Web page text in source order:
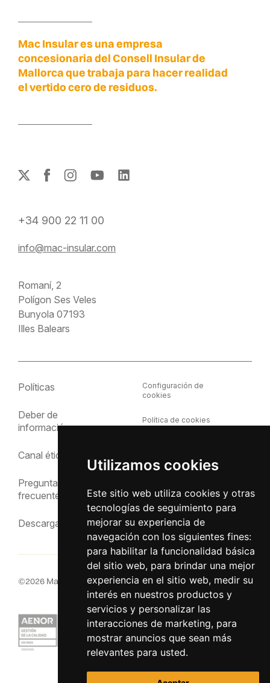
Utilizamos cookies
Este sitio web utiliza cookies y otras
tecnologías de seguimiento para
mejorar su experiencia de
navegación con los siguientes fines:
para habilitar la funcionalidad básica
del sitio web, para brindar una mejor
experiencia en el sitio web, medir su
interés en nuestros productos y
servicios y personalizar las
interacciones de marketing, para
mostrar anuncios que sean más
relevantes para usted.
Mac Insular es una empresa
concesionaria del Consell Insular de
Mallorca que trabaja para hacer realidad
el vertido cero de residuos.
+34 900 22 11 00
info@mac-insular.com
Romaní, 2
Polígon Ses Veles
Bunyola 07193
Illes Balears
Políticas
Deber de
información
Canal ético
Preguntas
frecuentes
Descargas
Configuración de
cookies
Política de cookies
Aviso Legal
©2026 MacInsular.Derechos reservados.